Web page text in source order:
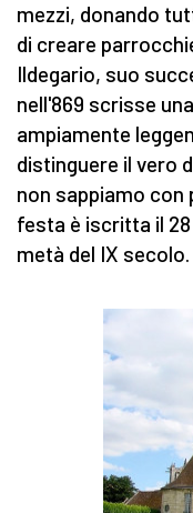
mezzi, donando
di creare
Ildegario, suo
nell'869 scrisse una
ampiamente
distinguere il vero
non sappiamo con
festa è iscritta il
metà del IX secolo.